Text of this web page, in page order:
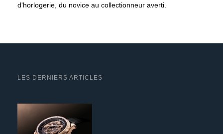
d'horlogerie, du novice au collectionneur averti.
LES DERNIERS ARTICLES